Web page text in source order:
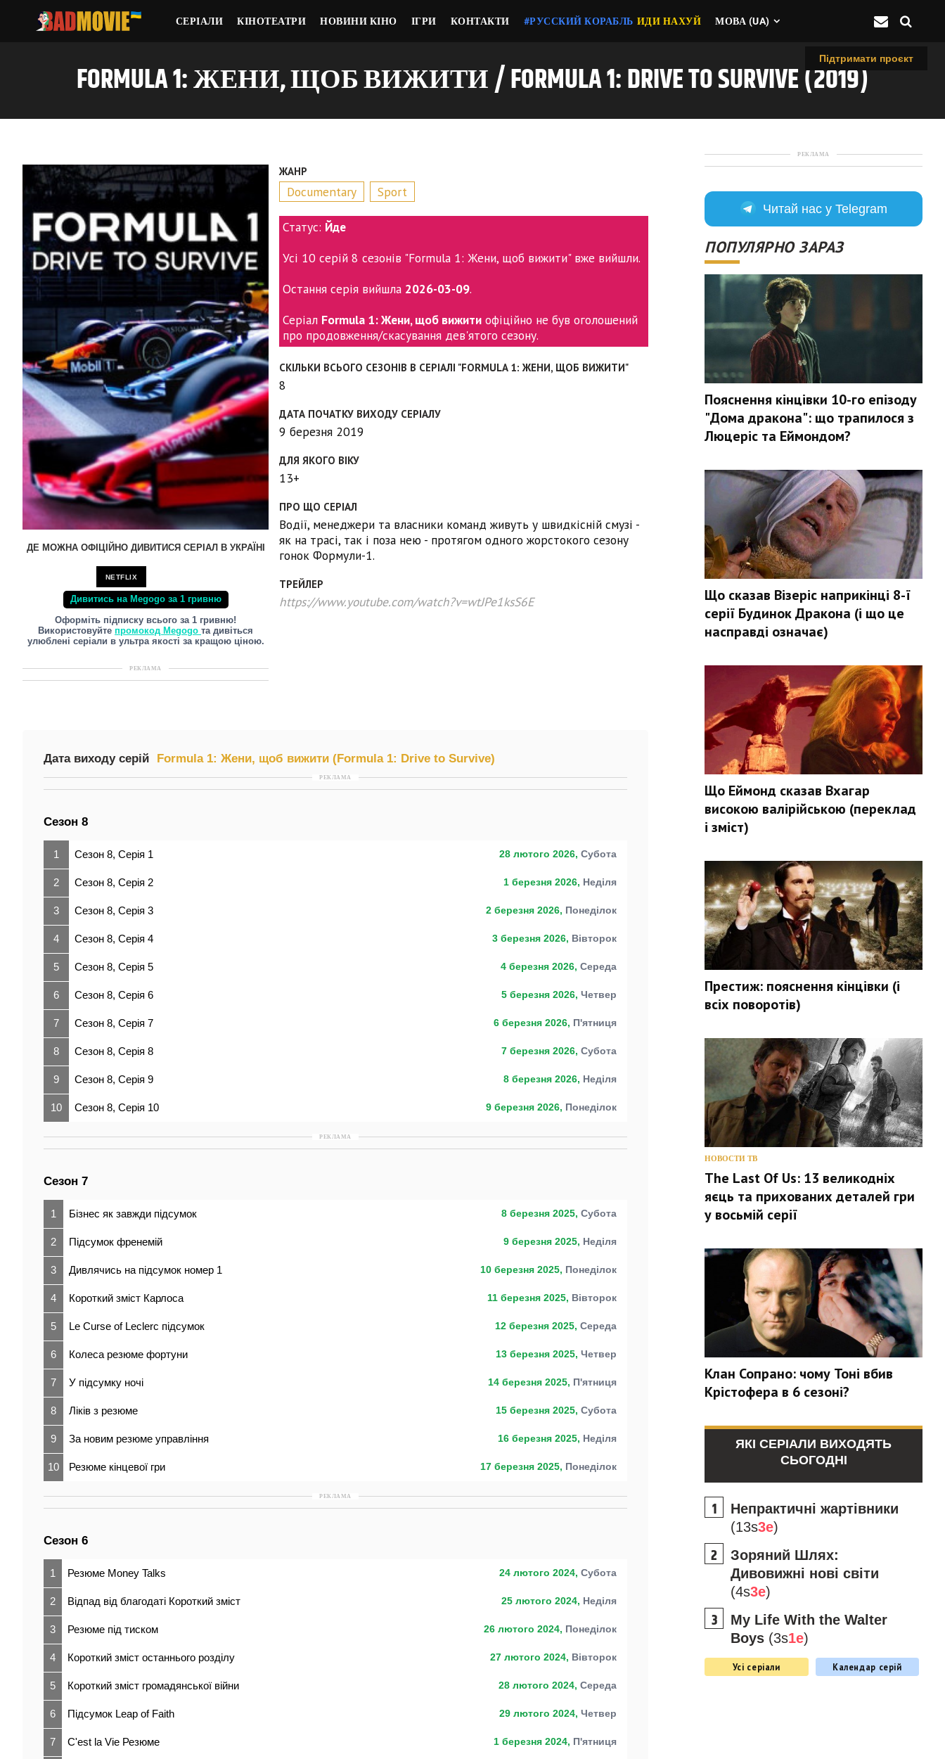
СЕРІАЛИ КІНОТЕАТРИ НОВИНИ КІНО ІГРИ КОНТАКТИ #РУССКИЙ КОРАБЛЬ ИДИ НАХУЙ МОВА (UA)
Підтримати проєкт
FORMULA 1: ЖЕНИ, ЩОБ ВИЖИТИ / FORMULA 1: DRIVE TO SURVIVE (2019)
ДЕ МОЖНА ОФІЦІЙНО ДИВИТИСЯ СЕРІАЛ В УКРАЇНІ
NETFLIX
Дивитись на Megogo за 1 гривню
Оформіть підписку всього за 1 гривню!
Використовуйте промокод Megogo та дивіться
улюблені серіали в ультра якості за кращою ціною.
РЕКЛАМА
ЖАНР
Documentary Sport
Статус: Йде
Усі 10 серій 8 сезонів "Formula 1: Жени, щоб вижити" вже вийшли.
Остання серія вийшла 2026-03-09.
Серіал Formula 1: Жени, щоб вижити офіційно не був оголошений
про продовження/скасування дев'ятого сезону.
СКІЛЬКИ ВСЬОГО СЕЗОНІВ В СЕРІАЛІ "FORMULA 1: ЖЕНИ, ЩОБ ВИЖИТИ"
8
ДАТА ПОЧАТКУ ВИХОДУ СЕРІАЛУ
9 березня 2019
ДЛЯ ЯКОГО ВІКУ
13+
ПРО ЩО СЕРІАЛ
Водії, менеджери та власники команд живуть у швидкісній смузі -
як на трасі, так і поза нею - протягом одного жорстокого сезону
гонок Формули-1.
ТРЕЙЛЕР
https://www.youtube.com/watch?v=wtJPe1ksS6E
Дата виходу серій Formula 1: Жени, щоб вижити (Formula 1: Drive to Survive)
РЕКЛАМА
Сезон 8
1 Сезон 8, Серія 1 28 лютого 2026, Субота
2 Сезон 8, Серія 2 1 березня 2026, Неділя
3 Сезон 8, Серія 3 2 березня 2026, Понеділок
4 Сезон 8, Серія 4 3 березня 2026, Вівторок
5 Сезон 8, Серія 5 4 березня 2026, Середа
6 Сезон 8, Серія 6 5 березня 2026, Четвер
7 Сезон 8, Серія 7 6 березня 2026, П'ятниця
8 Сезон 8, Серія 8 7 березня 2026, Субота
9 Сезон 8, Серія 9 8 березня 2026, Неділя
10 Сезон 8, Серія 10 9 березня 2026, Понеділок
РЕКЛАМА
Сезон 7
1 Бізнес як завжди підсумок 8 березня 2025, Субота
2 Підсумок френемій 9 березня 2025, Неділя
3 Дивлячись на підсумок номер 1 10 березня 2025, Понеділок
4 Короткий зміст Карлоса 11 березня 2025, Вівторок
5 Le Curse of Leclerc підсумок 12 березня 2025, Середа
6 Колеса резюме фортуни 13 березня 2025, Четвер
7 У підсумку ночі 14 березня 2025, П'ятниця
8 Ліків з резюме 15 березня 2025, Субота
9 За новим резюме управління 16 березня 2025, Неділя
10 Резюме кінцевої гри 17 березня 2025, Понеділок
РЕКЛАМА
Сезон 6
1 Резюме Money Talks 24 лютого 2024, Субота
2 Відпад від благодаті Короткий зміст 25 лютого 2024, Неділя
3 Резюме під тиском 26 лютого 2024, Понеділок
4 Короткий зміст останнього розділу 27 лютого 2024, Вівторок
5 Короткий зміст громадянської війни 28 лютого 2024, Середа
6 Підсумок Leap of Faith 29 лютого 2024, Четвер
7 C'est la Vie Резюме 1 березня 2024, П'ятниця
РЕКЛАМА
Читай нас у Telegram
ПОПУЛЯРНО ЗАРАЗ
Пояснення кінцівки 10-го епізоду
"Дома дракона": що трапилося з
Люцеріс та Еймондом?
Що сказав Візеріс наприкінці 8-ї
серії Будинок Дракона (і що це
насправді означає)
Що Еймонд сказав Вхагар
високою валірійською (переклад
і зміст)
Престиж: пояснення кінцівки (і
всіх поворотів)
НОВОСТИ ТВ
The Last Of Us: 13 великодніх
яєць та прихованих деталей гри
у восьмій серії
Клан Сопрано: чому Тоні вбив
Крістофера в 6 сезоні?
ЯКІ СЕРІАЛИ ВИХОДЯТЬ
СЬОГОДНІ
Непрактичні жартівники
(13s3e)
Зоряний Шлях:
Дивовижні нові світи
(4s3e)
My Life With the Walter
Boys (3s1e)
Усі серіали Календар серій